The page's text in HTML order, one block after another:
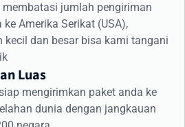
Sering Dikirim ke Amerika
bisnis
akademik
visa
keuangan
produk
membatasi jumlah pengiriman
ke Amerika Serikat (USA),
kecil dan besar bisa kami tangani
Luas
mengirimkan paket anda ke
dunia dengan jangkauan